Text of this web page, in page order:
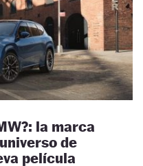
la marca
de
película